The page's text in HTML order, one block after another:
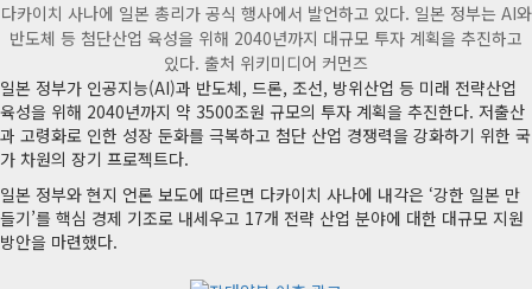
다카이치 사나에 일본 총리가 공식 행사에서 발언하고 있다. 일본 정부는 AI와
반도체 등 첨단산업 육성을 위해 2040년까지 대규모 투자 계획을 추진하고
있다. 출처 위키미디어 커먼즈
일본 정부가 인공지능(AI)과 반도체, 드론, 조선, 방위산업 등 미래 전략산업
육성을 위해 2040년까지 약 3500조원 규모의 투자 계획을 추진한다. 저출산
과 고령화로 인한 성장 둔화를 극복하고 첨단 산업 경쟁력을 강화하기 위한 국
가 차원의 장기 프로젝트다.
일본 정부와 현지 언론 보도에 따르면 다카이치 사나에 내각은 ‘강한 일본 만
들기’를 핵심 경제 기조로 내세우고 17개 전략 산업 분야에 대한 대규모 지원
방안을 마련했다.